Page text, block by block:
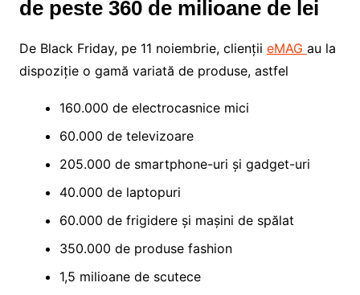
de peste 360 de milioane de lei
De Black Friday, pe 11 noiembrie, clienții eMAG au la
dispoziție o gamă variată de produse, astfel
160.000 de electrocasnice mici
60.000 de televizoare
205.000 de smartphone-uri și gadget-uri
40.000 de laptopuri
60.000 de frigidere și mașini de spălat
350.000 de produse fashion
1,5 milioane de scutece